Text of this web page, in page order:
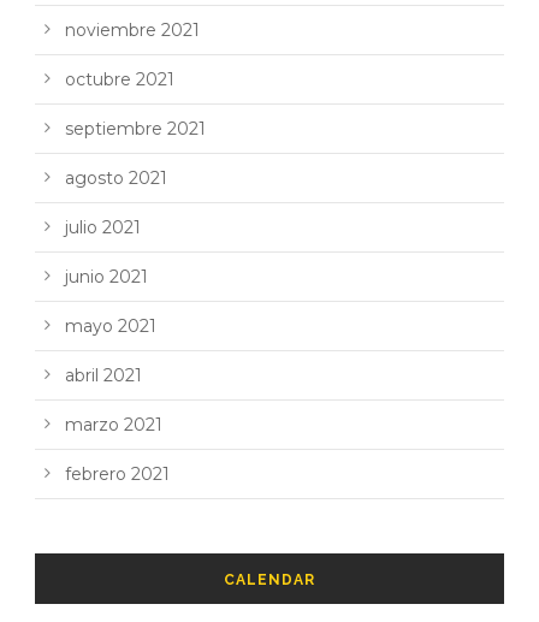
noviembre 2021
octubre 2021
septiembre 2021
agosto 2021
julio 2021
junio 2021
mayo 2021
abril 2021
marzo 2021
febrero 2021
CALENDAR